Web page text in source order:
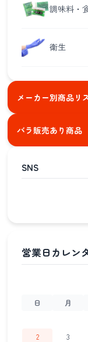
調味料・
衛生
メーカー別商品リ
バラ販売あり商品
SNS
日 月
2
3